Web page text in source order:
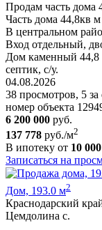
Продам часть дома
Часть дома 44,8кв
В центральном
Вход отдельный,
Дом каменный 44,8
септик, с/у.
04.08.2026
38 просмотров, 5 за
номер объекта
6 200 000 руб.
137 778 руб./м2
В ипотеку от 10 000
Записаться на
Дом, 193.0 м2
Краснодарский
Цемдолина с.